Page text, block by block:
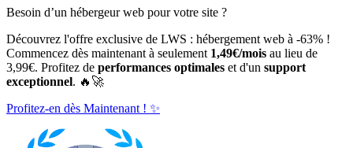
Besoin d’un hébergeur web pour votre site ?
Découvrez l'offre exclusive de LWS : hébergement web à -63% !
Commencez dès maintenant à seulement 1,49€/mois au lieu de
3,99€. Profitez de performances optimales et d'un support
exceptionnel. 🔥🚀
Profitez-en dès Maintenant ! ✨